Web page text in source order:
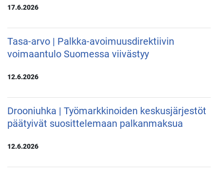
17.6.2026
Tasa-arvo | Palkka-avoimuusdirektiivin
voimaantulo Suomessa viivästyy
12.6.2026
Drooniuhka | Työmarkkinoiden keskusjärjestöt
päätyivät suosittelemaan palkanmaksua
12.6.2026